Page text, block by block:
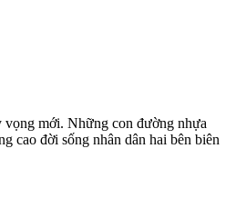
mới. Những con đường nhựa
cao đời sống nhân dân hai bên biên